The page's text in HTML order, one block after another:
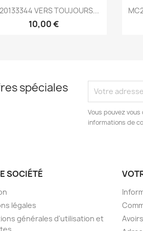
Aperçu rapide
VERS TOUJOURS...
10,00 €
spéciales
Vous pouvez
informations de
SOCIÉTÉ
légales
générales d'utilisation et
Avoirs